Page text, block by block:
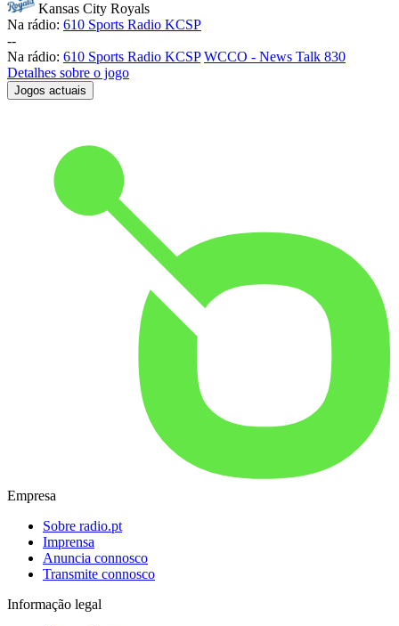
Kansas City Royals
Na rádio: 610 Sports Radio KCSP
--
Na rádio: 610 Sports Radio KCSP WCCO - News Talk 830
Detalhes sobre o jogo
Jogos actuais
Empresa
Sobre radio.pt
Imprensa
Anuncia connosco
Transmite connosco
Informação legal